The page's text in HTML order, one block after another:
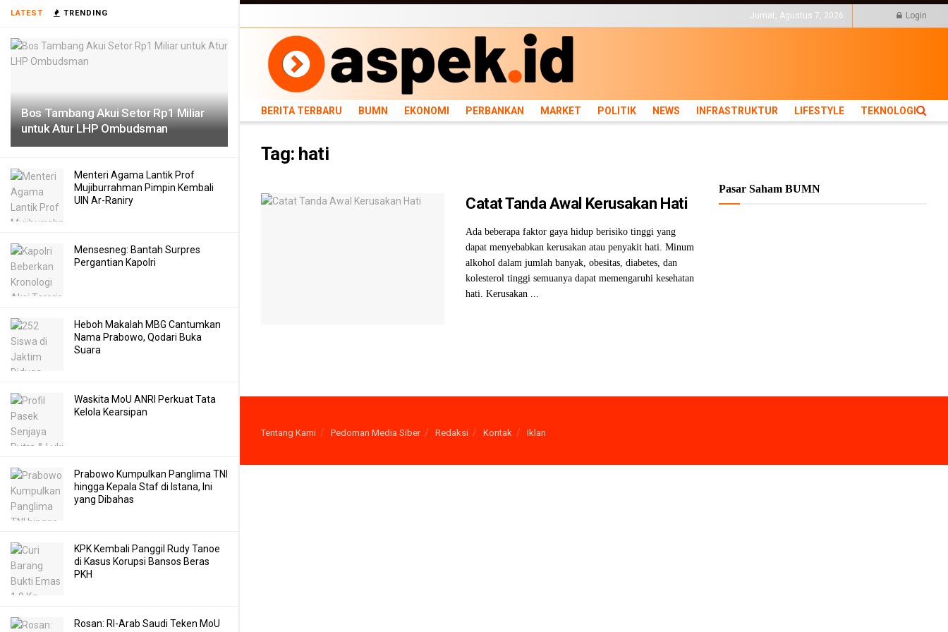
LATEST TRENDING
Bos Tambang Akui Setor Rp1 Miliar
untuk Atur LHP Ombudsman
Menteri Agama Lantik Prof
Mujiburrahman Pimpin Kembali
UIN Ar-Raniry
Mensesneg: Bantah Surpres
Pergantian Kapolri
Heboh Makalah MBG Cantumkan
Nama Prabowo, Qodari Buka
Suara
Waskita MoU ANRI Perkuat Tata
Kelola Kearsipan
Prabowo Kumpulkan Panglima TNI
hingga Kepala Staf di Istana, Ini
yang Dibahas
KPK Kembali Panggil Rudy Tanoe
di Kasus Korupsi Bansos Beras
PKH
Rosan: RI-Arab Saudi Teken MoU
BERITA TERBARU BUMN EKONOMI PERBANKAN MARKET POLITIK NEWS INFRASTRUKTUR LIFESTYLE
TEKNOLOGI
Jumat, Agustus 7, 2026 Login
BERITA TERBARU BUMN EKONOMI PERBANKAN MARKET POLITIK NEWS INFRASTRUKTUR LIFESTYLE TEKNOLOGI
Tag: hati
Catat Tanda Awal Kerusakan Hati
Ada beberapa faktor gaya hidup berisiko tinggi yang
dapat menyebabkan kerusakan atau penyakit hati. Minum
alkohol dalam jumlah banyak, obesitas, diabetes, dan
kolesterol tinggi semuanya dapat memengaruhi kesehatan
hati. Kerusakan ...
Pasar Saham BUMN
Tentang Kami Pedoman Media Siber Redaksi Kontak Iklan